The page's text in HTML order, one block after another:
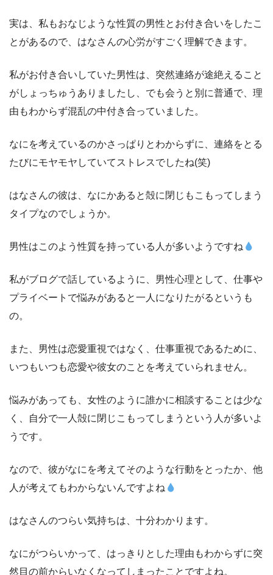
実は、私もおなじような性質の男性とお付き合いをしたこ
とがあるので、はなさんの心労がすごく理解できます。
私がお付き合いしていた男性は、突然連絡が途絶えること
がしょっちゅうありましたし、でも会うと別に普通で、理
由もわからず混乱の中付き合っていました。
なにを考えているのかさっぱりとわからずに、連絡をとる
たびにモヤモヤしていてストレスでしたね(笑)
はなさんの彼は、なにかあると殻に閉じもこもってしまう
タイプなのでしょうか。
男性はこのよう性質を持っている人が多いようですね
私がブログで話しているように、男性心理として、仕事や
プライベートで悩みがあると一人になりたがるというも
の。
また、男性は恋愛重視ではなく、仕事重視であるために、
いつもいつも恋愛や彼女のことを考えていられません。
悩みがあっても、女性のように誰かに相談することは少な
く、自分で一人殻に閉じこもってしまうという人が多いよ
うです。
なので、彼がなにを考えてそのような行動をとったか、他
人が考えてもわからないんですよね
はなさんのつらい気持ちは、十分わかります。
なにがつらいかって、はっきりとした理由もわからずに突
然目の前からいなくなってしまったことですよね。